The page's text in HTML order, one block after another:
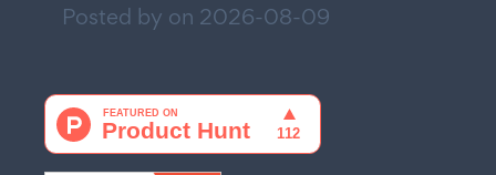
Posted by on 2026-08-09